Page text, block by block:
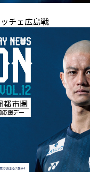
チェ広島戦